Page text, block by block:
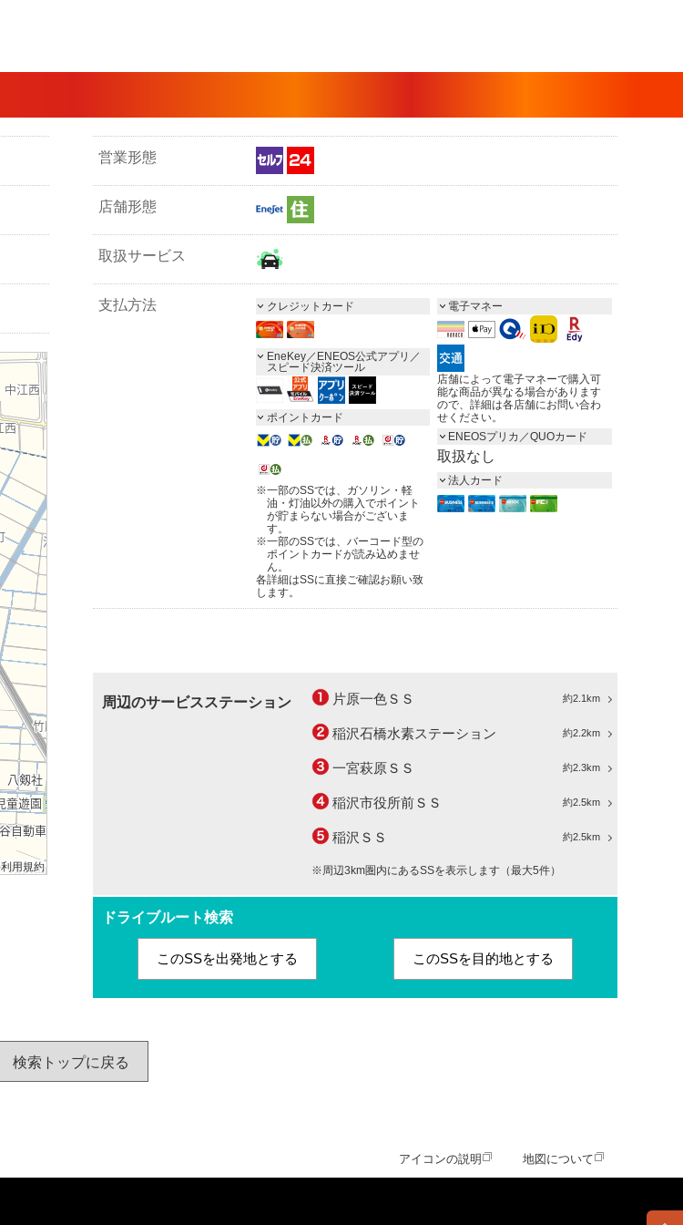
利用規約
営業形態
店舗形態
取扱サービス
支払方法 クレジットカード
EneKey／ENEOS公式アプリ／
スピード決済ツール
ポイントカード
※一部のSSでは、ガソリン・軽
油・灯油以外の購入でポイント
が貯まらない場合がございま
す。
※一部のSSでは、バーコード型の
ポイントカードが読み込めませ
ん。
各詳細はSSに直接ご確認お願い致
します。
電子マネー
店舗によって電子マネーで購入可
能な商品が異なる場合があります
ので、詳細は各店舗にお問い合わ
せください。
ENEOSプリカ／QUOカード
取扱なし
法人カード
周辺のサービスステーション 約2.1km
片原一色ＳＳ
約2.2km
稲沢石橋水素ステーション
約2.3km
一宮萩原ＳＳ
約2.5km
稲沢市役所前ＳＳ
約2.5km
稲沢ＳＳ
※周辺3km圏内にあるSSを表示します（最大5件）
ドライブルート検索
このSSを出発地とする このSSを目的地とする
検索トップに戻る
アイコンの説明 地図について